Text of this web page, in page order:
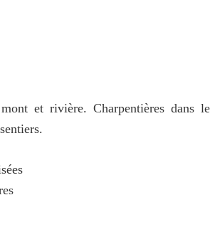
et rivière. Charpentières dans le